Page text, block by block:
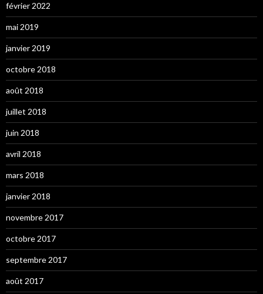
février 2022
mai 2019
janvier 2019
octobre 2018
août 2018
juillet 2018
juin 2018
avril 2018
mars 2018
janvier 2018
novembre 2017
octobre 2017
septembre 2017
août 2017